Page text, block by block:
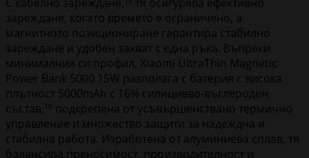
зареждане, когато времето е ограничено, а
магнитното позициониране гарантира стабилно
зареждане и удобен захват с една ръка. Въпреки
минималния си профил, Xiaomi UltraThin Magnetic
Power Bank 5000 15W разполага с батерия с висока
плътност 5000mAh с 16% силициево-въглероден
състав,¹⁰ подкрепена от усъвършенствано термично
управление и множество защити за надеждна и
стабилна работа. Изработена от алуминиева сплав, тя
балансира преносимост, производителност и